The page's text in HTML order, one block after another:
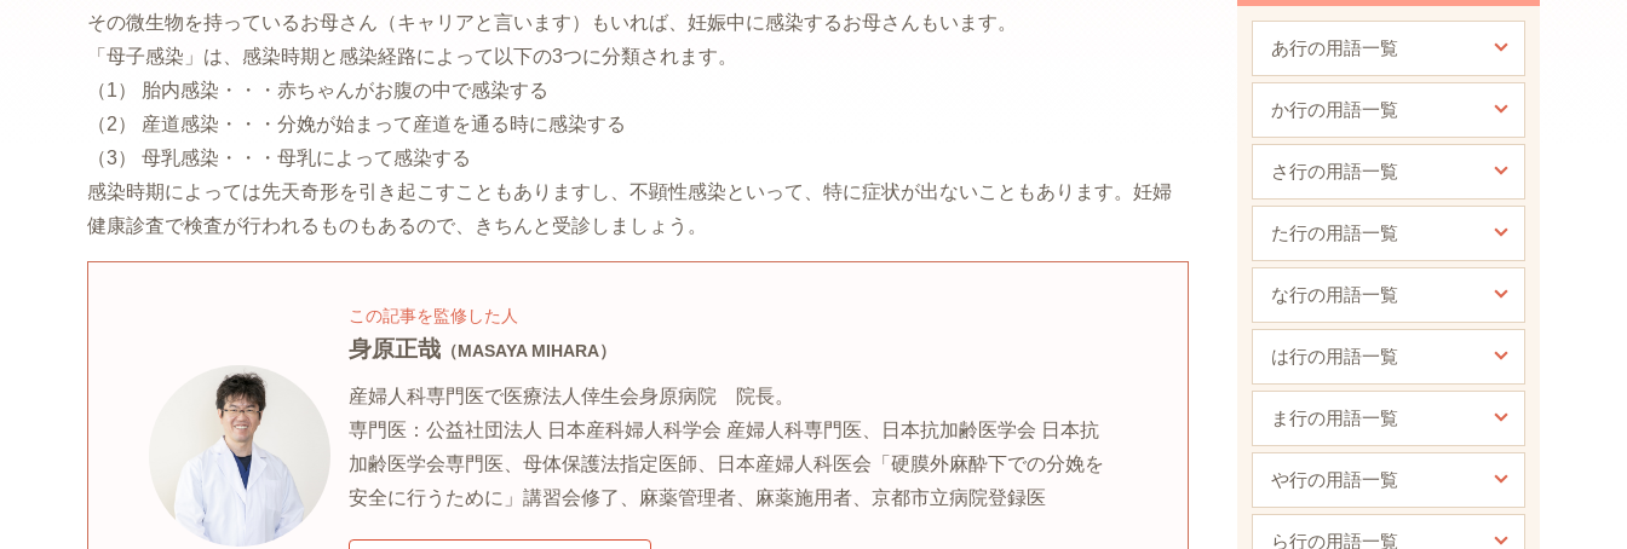
その微生物を持っているお母さん（キャリアと言います）もいれば、妊娠中に感染するお母さんもいます。
「母子感染」は、感染時期と感染経路によって以下の3つに分類されます。
（1） 胎内感染・・・赤ちゃんがお腹の中で感染する
（2） 産道感染・・・分娩が始まって産道を通る時に感染する
（3） 母乳感染・・・母乳によって感染する
感染時期によっては先天奇形を引き起こすこともありますし、不顕性感染といって、特に症状が出ないこともあります。妊婦
健康診査で検査が行われるものもあるので、きちんと受診しましょう。
この記事を監修した人
身原正哉 （MASAYA MIHARA）
産婦人科専門医で医療法人倖生会身原病院 院長。
専門医：公益社団法人 日本産科婦人科学会 産婦人科専門医、日本抗加齢医学会 日本抗
加齢医学会専門医、母体保護法指定医師、日本産婦人科医会「硬膜外麻酔下での分娩を
安全に行うために」講習会修了、麻薬管理者、麻薬施用者、京都市立病院登録医
あ行の用語一覧
か行の用語一覧
さ行の用語一覧
た行の用語一覧
な行の用語一覧
は行の用語一覧
ま行の用語一覧
や行の用語一覧
ら行の用語一覧